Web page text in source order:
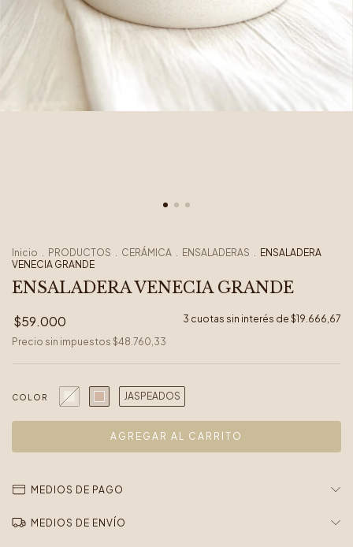
Inicio . PRODUCTOS . CERÁMICA . ENSALADERAS . ENSALADERA
VENECIA GRANDE
ENSALADERA VENECIA GRANDE
$59.000 3 cuotas sin interés de $19.666,67
Precio sin impuestos $48.760,33
COLOR JASPEADOS
MEDIOS DE PAGO
MEDIOS DE ENVÍO